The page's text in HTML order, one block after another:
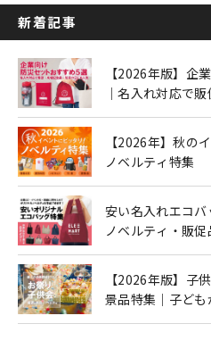
新着記事
【2026年版】企
｜名入れ対応で
【2026年】秋の
ノベルティ特集
安い名入れエコ
ノベルティ・販
【2026年版】子
景品特集｜子ど